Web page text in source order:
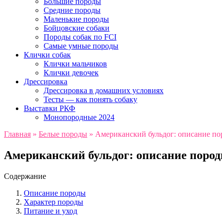
Средние породы
Маленькие породы
Бойцовские собаки
Породы собак по FCI
Самые умные породы
Клички собак
Клички мальчиков
Клички девочек
Дрессировка
Дрессировка в домашних условиях
Тесты — как понять собаку
Выставки РКФ
Монопородные 2024
Главная » Белые породы » Американский бульдог: описание
Американский бульдог: описание
Содержание
Описание породы
Характер породы
Питание и уход